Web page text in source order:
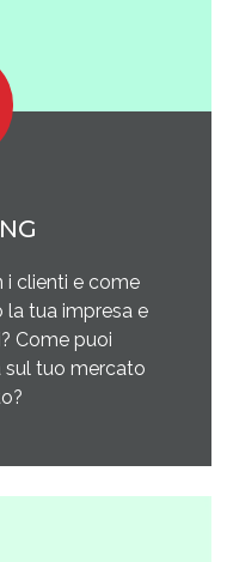
i clienti e come
tua impresa e
Come puoi
sul tuo mercato